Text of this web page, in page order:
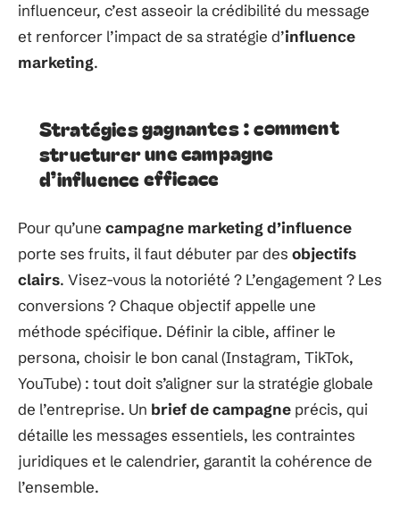
influenceur, c’est asseoir la crédibilité du message
et renforcer l’impact de sa stratégie d’influence
marketing.
Stratégies gagnantes : comment
structurer une campagne
d’influence efficace
Pour qu’une campagne marketing d’influence
porte ses fruits, il faut débuter par des objectifs
clairs. Visez-vous la notoriété ? L’engagement ? Les
conversions ? Chaque objectif appelle une
méthode spécifique. Définir la cible, affiner le
persona, choisir le bon canal (Instagram, TikTok,
YouTube) : tout doit s’aligner sur la stratégie globale
de l’entreprise. Un brief de campagne précis, qui
détaille les messages essentiels, les contraintes
juridiques et le calendrier, garantit la cohérence de
l’ensemble.